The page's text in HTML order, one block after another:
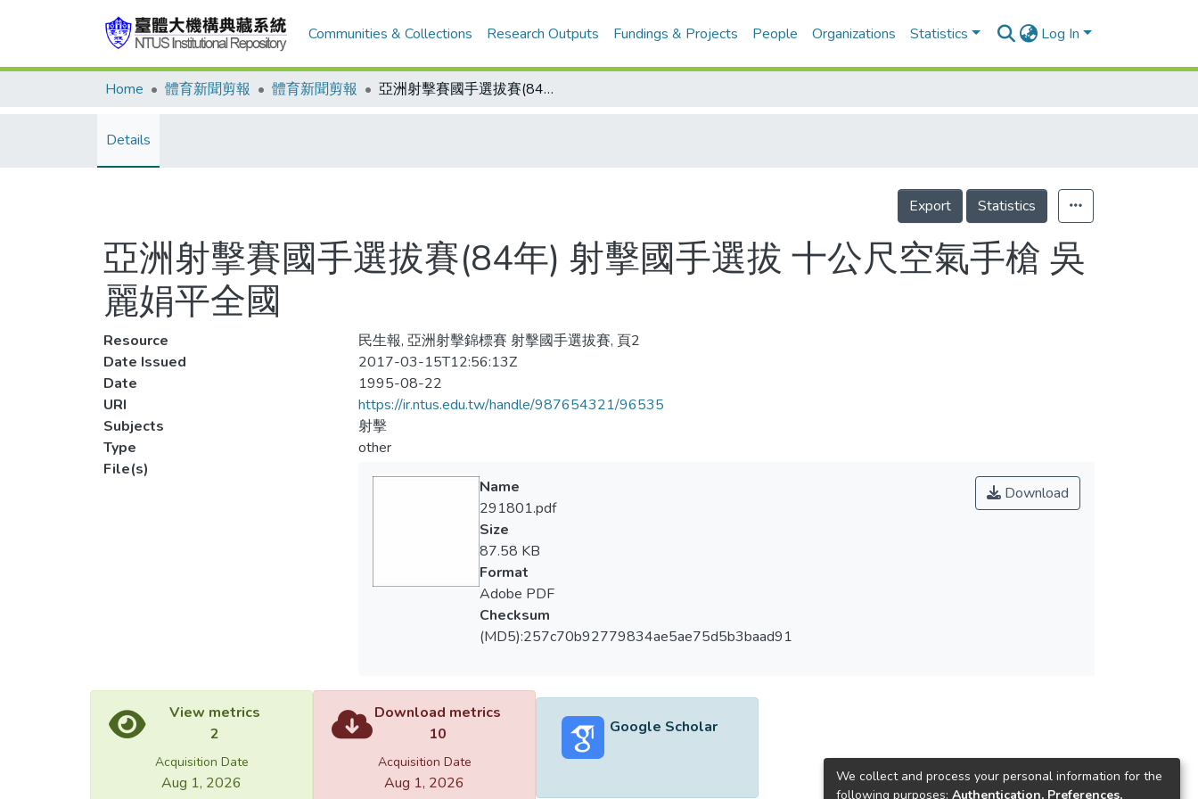
Communities & Collections Research Outputs Fundings & Projects People Organizations Statistics Log In
Home 體育新聞剪報 體育新聞剪報 亞洲射擊賽國手選拔賽(84年) 射擊國手選拔 十公尺空氣手槍 吳麗娟平全國
Details
Export Statistics
亞洲射擊賽國手選拔賽(84年) 射擊國手選拔 十公尺空氣手槍 吳
麗娟平全國
Resource
民生報, 亞洲射擊錦標賽 射擊國手選拔賽, 頁2
Date Issued
2017-03-15T12:56:13Z
Date
1995-08-22
URI
https://ir.ntus.edu.tw/handle/987654321/96535
Subjects
射擊
Type
other
File(s)
Download
Name
291801.pdf
Size
87.58 KB
Format
Adobe PDF
Checksum
(MD5):257c70b92779834ae5ae75d5b3baad91
View metrics
2
Acquisition Date
Aug 1, 2026
Download metrics
10
Acquisition Date
Aug 1, 2026
Google Scholar
We collect and process your personal information for the
following purposes: Authentication, Preferences,